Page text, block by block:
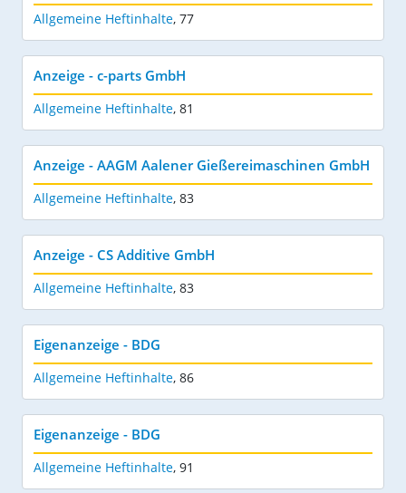
Allgemeine Heftinhalte, 77
Anzeige - c-parts GmbH
Allgemeine Heftinhalte, 81
Anzeige - AAGM Aalener Gießereimaschinen GmbH
Allgemeine Heftinhalte, 83
Anzeige - CS Additive GmbH
Allgemeine Heftinhalte, 83
Eigenanzeige - BDG
Allgemeine Heftinhalte, 86
Eigenanzeige - BDG
Allgemeine Heftinhalte, 91